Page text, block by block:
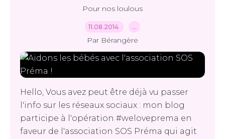
Pour nos loulous
11.08.2014 …
Par Bérangère
Hello, Vous avez peut être déjà vu passer
l'info sur les réseaux sociaux : mon blog
participe à l'opération #weloveprema en
faveur de l'association SOS Préma qui agit